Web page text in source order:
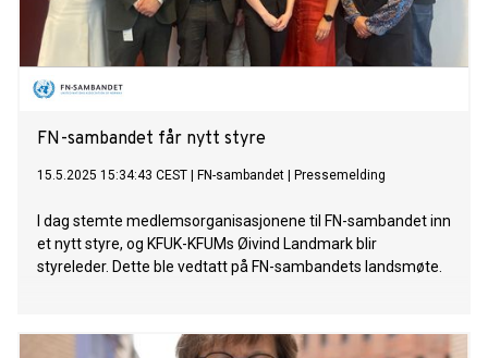
FN-sambandet får nytt styre
15.5.2025 15:34:43 CEST FN-sambandet Pressemelding
I dag stemte medlemsorganisasjonene til FN-sambandet inn
et nytt styre, og KFUK-KFUMs Øivind Landmark blir
styreleder. Dette ble vedtatt på FN-sambandets landsmøte.